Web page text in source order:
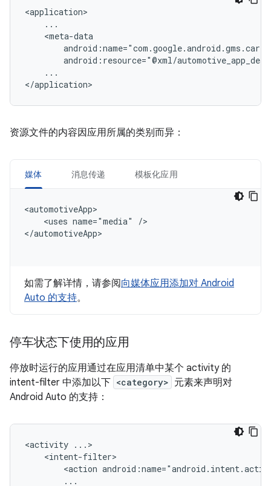
...
资源文件的内容因应用所属的类别而异：
媒体 消息传递 模板化应用
<uses name="media"
/>
如需了解详情，请参阅向媒体应用添加对 Android
Auto 的支持。
停车状态下使用的应用
停放时运行的应用通过在应用清单中某个 activity 的
intent-filter 中添加以下 <category> 元素来声明对
Android Auto 的支持：
<activity
<action